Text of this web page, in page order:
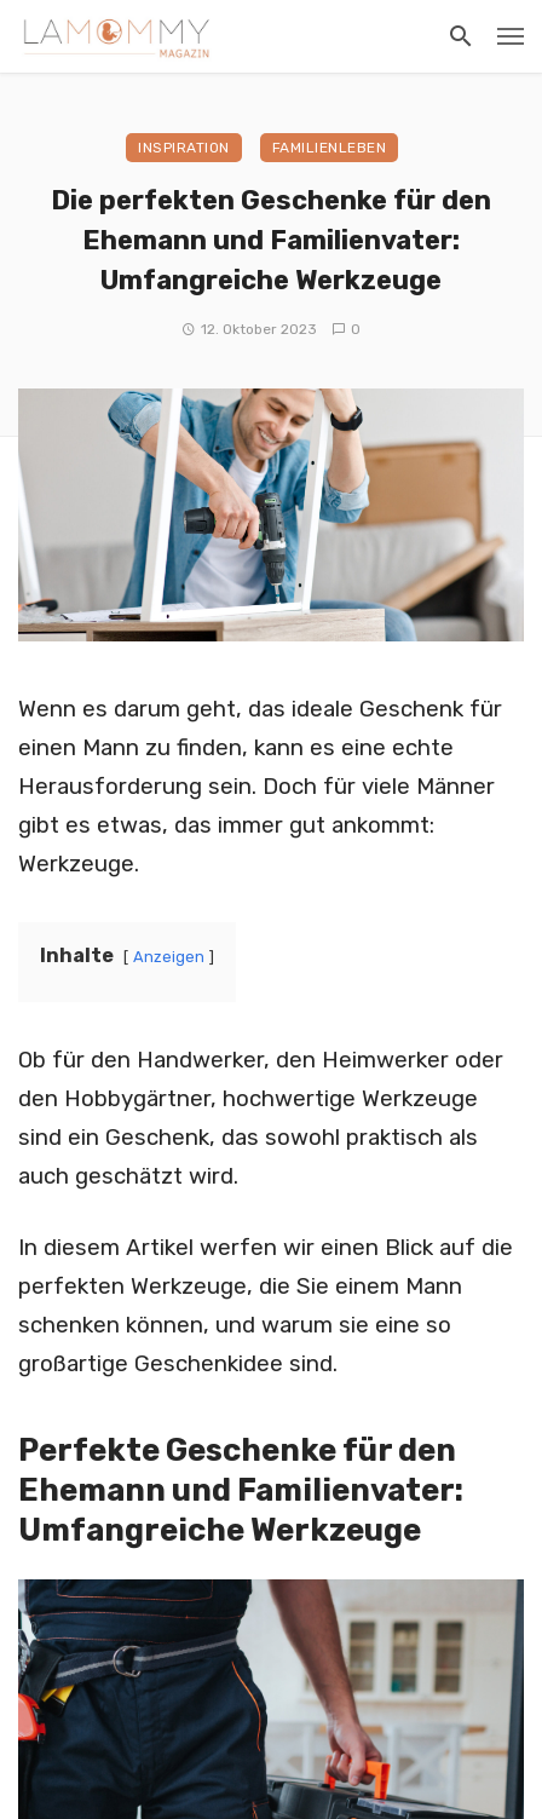
INSPIRATION FAMILIENLEBEN
Die perfekten Geschenke für den
Ehemann und Familienvater:
Umfangreiche Werkzeuge
12. Oktober 2023 0
Wenn es darum geht, das ideale Geschenk für
einen Mann zu finden, kann es eine echte
Herausforderung sein. Doch für viele Männer
gibt es etwas, das immer gut ankommt:
Werkzeuge.
Inhalte Anzeigen
Ob für den Handwerker, den Heimwerker oder
den Hobbygärtner, hochwertige Werkzeuge
sind ein Geschenk, das sowohl praktisch als
auch geschätzt wird.
In diesem Artikel werfen wir einen Blick auf die
perfekten Werkzeuge, die Sie einem Mann
schenken können, und warum sie eine so
großartige Geschenkidee sind.
Perfekte Geschenke für den
Ehemann und Familienvater:
Umfangreiche Werkzeuge